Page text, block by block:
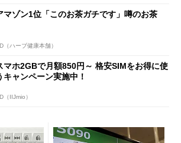
マゾン1位「このお茶ガチです」噂のお茶
（ハーブ健康本舗）
マホ2GBで月額850円～ 格安SIMをお得に使
キャンペーン実施中！
（IIJmio）